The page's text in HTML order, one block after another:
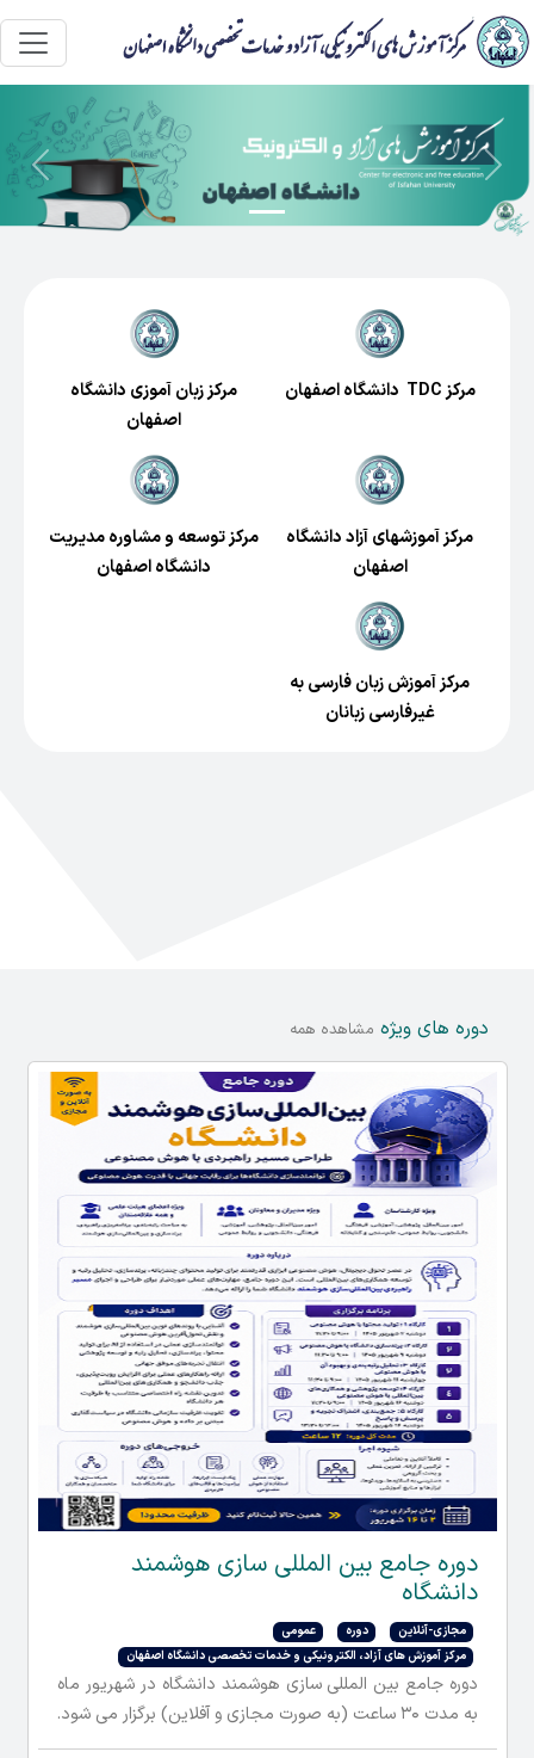
Previous
Next
مرکز TDC دانشگاه اصفهان
مرکز زبان آموزی دانشگاه
اصفهان
مرکز آموز‌شهای آزاد دانشگاه
اصفهان
مرکز توسعه و مشاوره مدیریت
دانشگاه اصفهان
مرکز آموزش زبان فارسی به
غیرفارسی زبانان
دوره های ویژه مشاهده همه
دوره جامع بین المللی سازی هوشمند
دانشگاه
مجازی-آنلاین دوره
عمومی
مرکز آموز‌ش های آزاد، الکترونیکی و خدمات تخصصی دانشگاه اصفهان
دوره جامع بین المللی سازی هوشمند دانشگاه در شهریور ماه
به مدت ۳۰ ساعت (به صورت مجازی و آفلاین) برگزار می شود.